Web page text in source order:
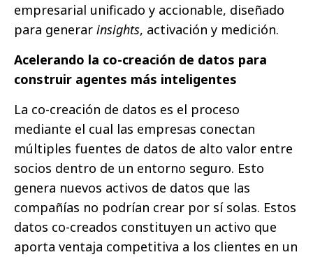
empresarial unificado y accionable, diseñado
para generar insights, activación y medición.
Acelerando la co-creación de datos para
construir agentes más inteligentes
La co-creación de datos es el proceso
mediante el cual las empresas conectan
múltiples fuentes de datos de alto valor entre
socios dentro de un entorno seguro. Esto
genera nuevos activos de datos que las
compañías no podrían crear por sí solas. Estos
datos co-creados constituyen un activo que
aporta ventaja competitiva a los clientes en un